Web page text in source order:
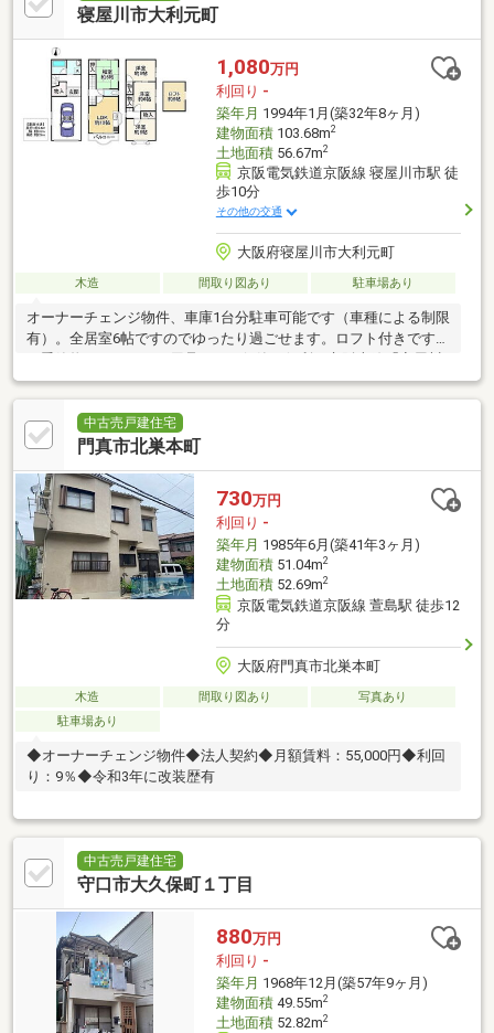
寝屋川市大利元町
1,080万円
利回り -
築年月 1994年1月(築32年8ヶ月)
建物面積103.68m2
土地面積56.67m2
京阪電気鉄道京阪線 寝屋川市駅 徒
歩10分
その他の交通
大阪府寝屋川市大利元町
木造 間取り図あり 駐車場あり
オーナーチェンジ物件、車庫1台分駐車可能です（車種による制限
有）。全居室6帖ですのでゆったり過ごせます。ロフト付きですの
市」駅まで徒歩10分。
中古売戸建住宅
門真市北巣本町
730万円
利回り -
築年月 1985年6月(築41年3ヶ月)
建物面積51.04m2
土地面積52.69m2
京阪電気鉄道京阪線 萱島駅 徒歩12
分
大阪府門真市北巣本町
木造 間取り図あり
写真あり
駐車場あり
◆オーナーチェンジ物件◆法人契約◆月額賃料：55,000円◆利回
り：9％◆令和3年に改装歴有
中古売戸建住宅
守口市大久保町１丁目
880万円
利回り -
築年月 1968年12月(築57年9ヶ月)
建物面積49.55m2
土地面積52.82m2